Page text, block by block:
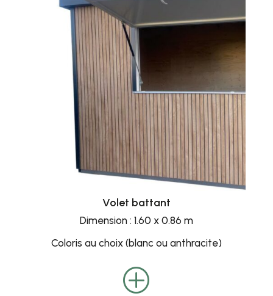
Volet battant
Dimension : 1.60 x 0.86 m
Coloris au choix (blanc ou anthracite)
P